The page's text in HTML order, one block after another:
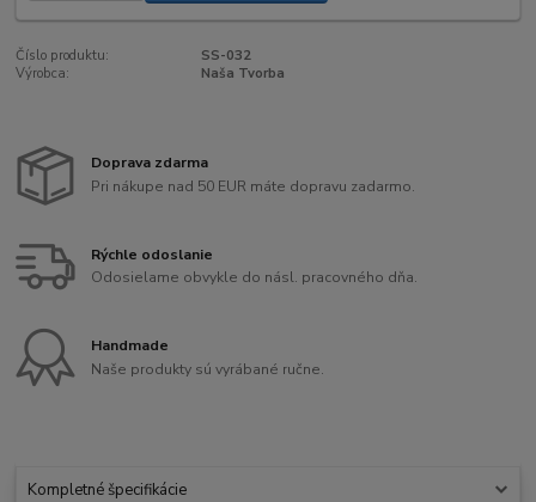
Číslo produktu:
SS-032
Výrobca:
Naša Tvorba
Doprava zdarma
Pri nákupe nad 50 EUR máte dopravu zadarmo.
Rýchle odoslanie
Odosielame obvykle do násl. pracovného dňa.
Handmade
Naše produkty sú vyrábané ručne.
Kompletné špecifikácie